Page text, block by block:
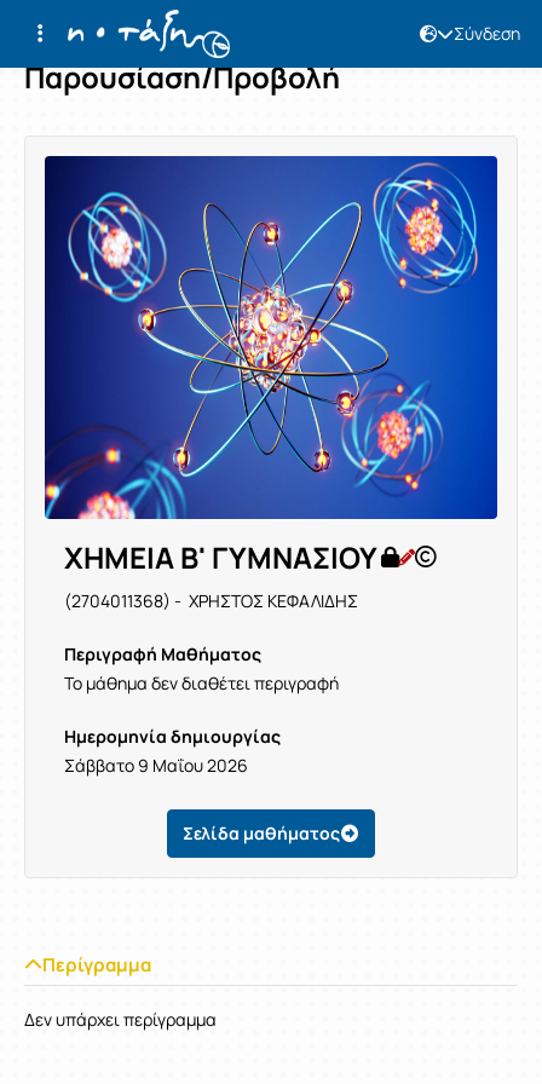
Σύνδεση
Παρουσίαση/Προβολή
ΧΗΜΕΙΑ Β' ΓΥΜΝΑΣΙΟΥ
(2704011368) - ΧΡΗΣΤΟΣ ΚΕΦΑΛΙΔΗΣ
Περιγραφή Μαθήματος
Το μάθημα δεν διαθέτει περιγραφή
Ημερομηνία δημιουργίας
Σάββατο 9 Μαΐου 2026
Σελίδα μαθήματος
Περίγραμμα
Δεν υπάρχει περίγραμμα